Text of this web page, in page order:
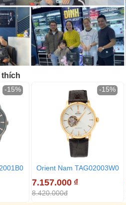
thích
-15%
Orient Nam TAG02003W0
7.157.000 ₫
8.420.000đ
-15%